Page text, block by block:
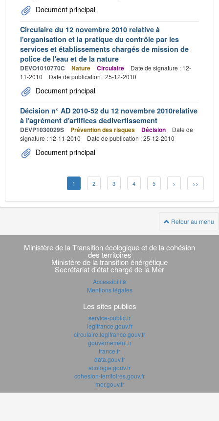
Document principal
Circulaire du 12 novembre 2010 relative à
l'organisation et la pratique du contrôle par les
services et établissements chargés de mission de
police de l'eau et de la nature
DEVO1010770C Nature Circulaire
Date de signature : 12-
11-2010
Date de publication : 25-12-2010
Document principal
Décision n° AD 2010-52 du 12 novembre 2010relative
à l'agrément d'artifices dedivertissement
DEVP1030029S Prévention des risques Décision
Date de
signature : 12-11-2010
Date de publication : 25-12-2010
Document principal
1 2 3 4 5 > >>
Retour au menu
Navigation
transverse
Ministère de la Transition écologique et de la cohésion
des territoires
Ministère de la transition énérgétique
Secrétariat d'état chargé de la Mer
Accessibilité
Mentions légales
Les sites publics
service-public.fr
legifrance.gouv.fr
circulaire.legifrance.gouv.fr
gouvernement.fr
france.fr
data.gouv.fr
ecologie.gouv.fr
cohesion-territoires.gouv.fr
mer.gouv.fr